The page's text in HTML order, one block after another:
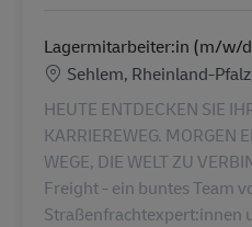
Lagermitarbeiter:in (m/w/
Ubicación
Sehlem, Rheinland-
HEUTE ENTDECKEN SIE
KARRIEREWEG. MORGEN
WEGE, DIE WELT ZU
Freight - ein buntes Team
Straßenfrachtexpert:innen